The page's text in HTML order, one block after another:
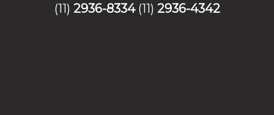
(11) 2936-8334 (11) 2936-4342